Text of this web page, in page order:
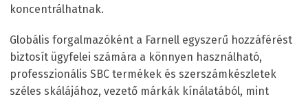
koncentrálhatnak.
Globális forgalmazóként a Farnell egyszerű hozzáférést
biztosít ügyfelei számára a könnyen használható,
professzionális SBC termékek és szerszámkészletek
széles skálájához, vezető márkák kínálatából, mint